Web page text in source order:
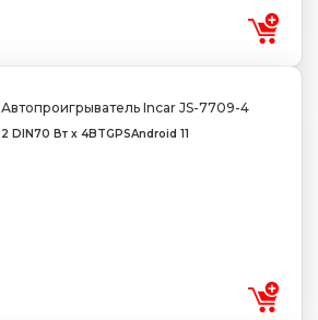
Автопроигрыватель Incar JS-7709-4
2 DIN70 Вт х 4BTGPSAndroid 11